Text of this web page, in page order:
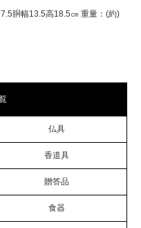
胴幅13.5高18.5㎝ 重量：(約)
仏具
香道具
贈答品
食器